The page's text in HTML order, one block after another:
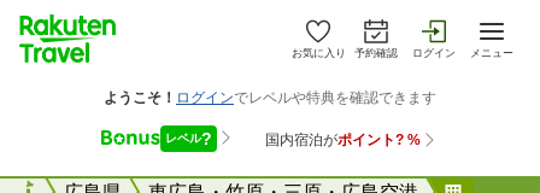
お気に入り 予約確認 ログイン メニュー